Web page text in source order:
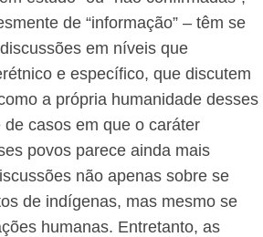
de “informação” – têm se
em níveis que
e específico, que discutem
a própria humanidade desses
casos em que o caráter
povos parece ainda mais
não apenas sobre se
de indígenas, mas mesmo se
humanas. Entretanto, as